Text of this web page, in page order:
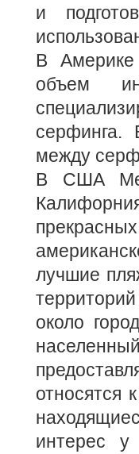
и
В Америке
объем
серфинга.
между
В США
лучшие
около
относятся
интерес у